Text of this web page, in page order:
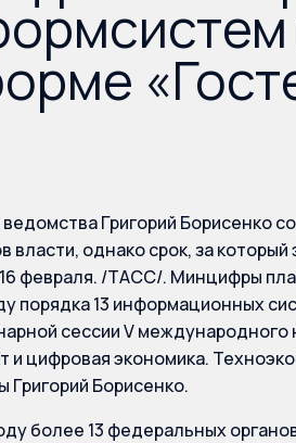
Григорий Борисенко
власти, однако срок, за
февраля. /ТАСС/. Минцифры
порядка 13 информационных
сессии V
и цифровая экономика.
Борисенко.
более 13 федеральных